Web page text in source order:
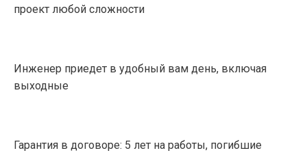
проект любой сложности
Инженер приедет в удобный вам день, включая
выходные
Гарантия в договоре: 5 лет на работы, погибшие